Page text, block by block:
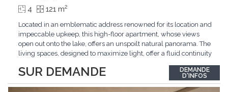
SUR DEMANDE
4 121 m2
Located in an emblematic address renowned for its location and
impeccable upkeep, this high-floor apartment, whose views
open out onto the lake, offers an unspoilt natural panorama. The
living spaces, designed to maximize light, offer a fluid continuity
comprises two bedrooms, each with its own bathroom,
guaranteeing comfort and privacy. Private...
DEMANDE
D'INFOS